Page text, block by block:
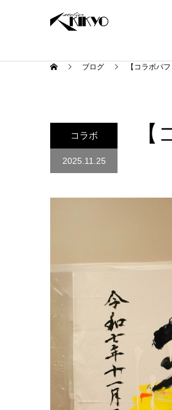
ブログ 【コラボパ
コラボ
2025.11.25